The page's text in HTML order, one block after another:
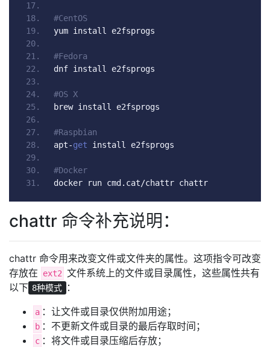
#CentOS
yum install e2fsprogs
#Fedora
dnf install e2fsprogs
#OS X
brew install e2fsprogs
#Raspbian
apt-get install e2fsprogs
#Docker
docker run cmd . cat/chattr chattr
chattr 命令补充说明：
chattr 命令用来改变文件或文件夹的属性。这项指令可改变
存放在
ext2 文件系统上的文件或目录属性，这些属性共有
以下 8种模式 ：
a ：让文件或目录仅供附加用途；
b ：不更新文件或目录的最后存取时间；
c ：将文件或目录压缩后存放；